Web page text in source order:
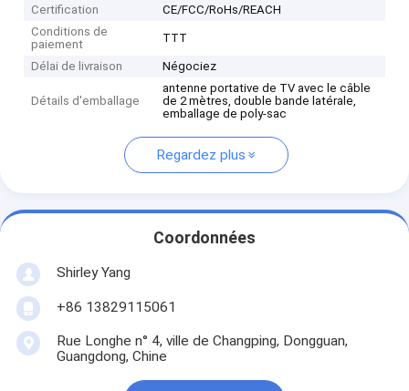
Certification
CE/FCC/RoHs/REACH
Conditions de
paiement
TTT
Délai de livraison Négociez
Détails d'emballage
antenne portative de TV avec le câble
de 2 mètres, double bande latérale,
emballage de poly-sac
Regardez plus
Coordonnées
Shirley Yang
+86 13829115061
Rue Longhe n° 4, ville de Changping, Dongguan,
Guangdong, Chine